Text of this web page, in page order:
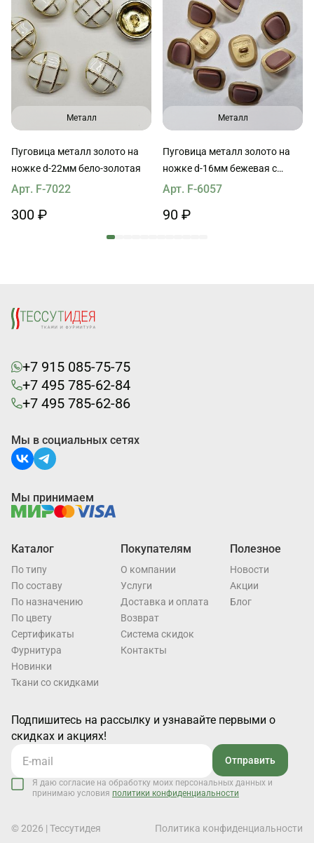
Металл
Пуговица металл золото на
ножке d-22мм бело-золотая
Арт. F-7022
300 ₽
Металл
Пуговица металл золото на
ножке d-16мм бежевая с
антико вставкой
Арт. F-6057
90 ₽
+7 915 085-75-75
+7 495 785-62-84
+7 495 785-62-86
Каталог
По типу
По составу
По назначению
По цвету
Cертификаты
Фурнитура
Новинки
Ткани со скидками
Покупателям
О компании
Услуги
Доставка и оплата
Возврат
Система скидок
Контакты
Полезное
Новости
Акции
Блог
Подпишитесь на рассылку и узнавайте первыми о
скидках и акциях!
Отправить
Я даю согласие на обработку моих персональных данных и
принимаю условия политики конфиденциальности
Мы в социальных сетях
Мы принимаем
© 2026 | Тессутидея Политика конфиденциальности